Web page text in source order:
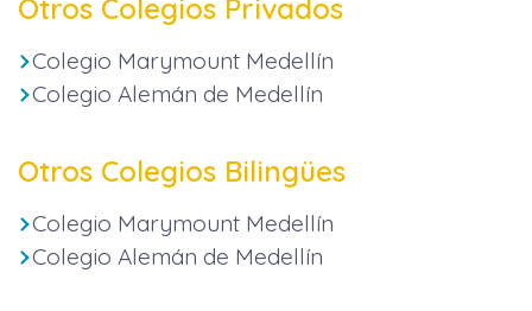
Otros Colegios Privados
Colegio Marymount Medellín
Colegio Alemán de Medellín
Otros Colegios Bilingües
Colegio Marymount Medellín
Colegio Alemán de Medellín